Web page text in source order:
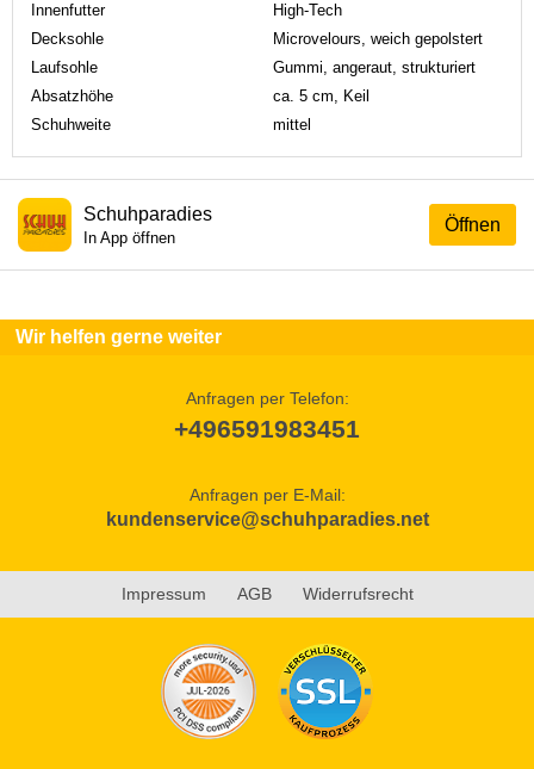
Innenfutter
High-Tech
Decksohle
Microvelours, weich gepolstert
Laufsohle
Gummi, angeraut, strukturiert
Absatzhöhe
ca. 5 cm, Keil
Schuhweite
mittel
Öffnen
Schuhparadies
In App öffnen
Wir helfen gerne weiter
Anfragen per Telefon:
+496591983451
Anfragen per E-Mail:
kundenservice@schuhparadies.net
Impressum AGB Widerrufsrecht